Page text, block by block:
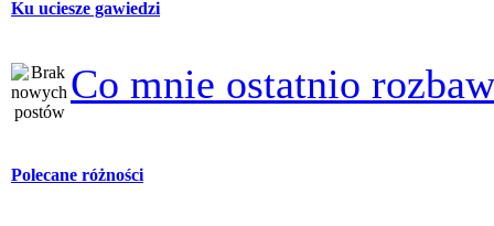
Ku uciesze gawiedzi
Co mnie ostatnio
Polecane różności